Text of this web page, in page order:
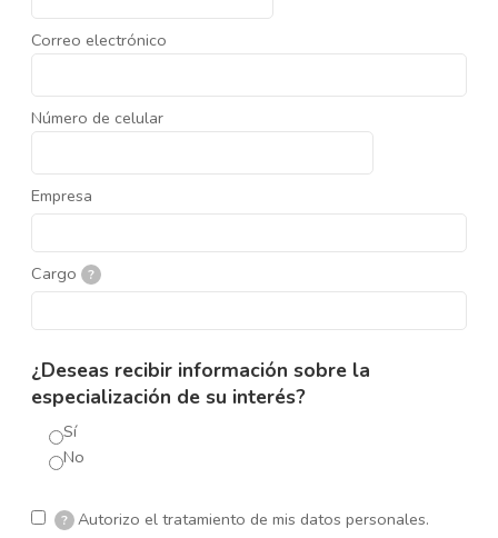
Correo electrónico
Número de celular
Empresa
Cargo ?
¿Deseas recibir información sobre la
especialización de su interés?
Sí
No
? Autorizo el tratamiento de mis datos personales.